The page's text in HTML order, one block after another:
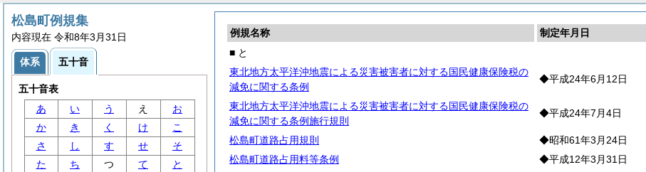
例規名称 制定年月日
■ と
東北地方太平洋沖地震による災害被害者に対する国民健康保険税の
減免に関する条例
◆平成24年6月12日
東北地方太平洋沖地震による災害被害者に対する国民健康保険税の
減免に関する条例施行規則
◆平成24年7月4日
松島町道路占用規則 ◆昭和61年3月24日
松島町道路占用料等条例
◆平成12年3月31日
松島町例規集
内容現在 令和8年3月31日
体系 五十音
五十音表
あ
い う え
お
か
き く け
こ
さ
し す せ
そ
た
ち つ て
と